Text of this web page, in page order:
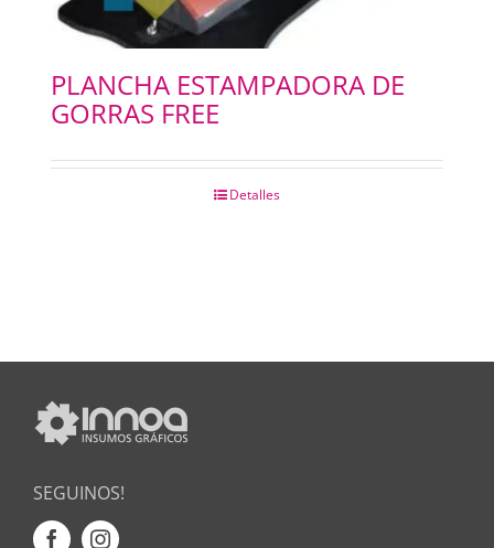
PLANCHA ESTAMPADORA DE
GORRAS FREE
Detalles
SEGUINOS!